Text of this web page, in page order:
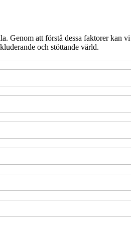
att förstå dessa faktorer kan
och stöttande värld.